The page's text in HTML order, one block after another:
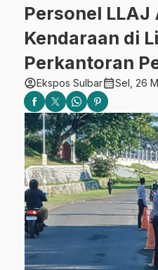
Personel
Kendaraan di
Perkantoran
account_circleEkspos Sulbarcalendar_monthSel, 26